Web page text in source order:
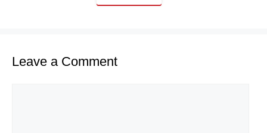
Leave a Comment